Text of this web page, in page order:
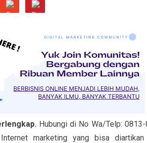
Hubungi di No Wa/Telp:
marketing yang bisa diartikan